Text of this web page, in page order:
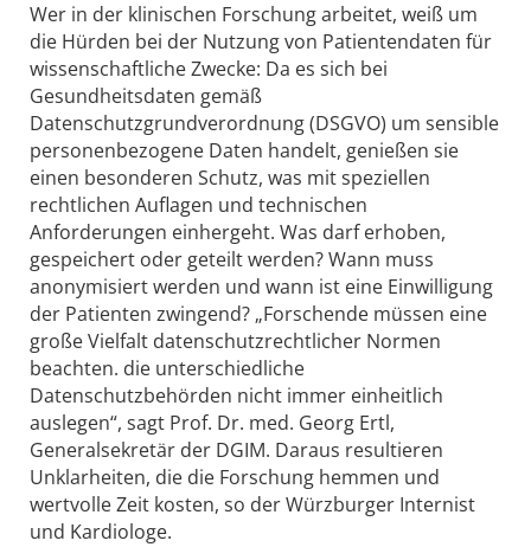
Wer in der klinischen Forschung arbeitet, weiß um
die Hürden bei der Nutzung von Patientendaten für
wissenschaftliche Zwecke: Da es sich bei
Gesundheitsdaten gemäß
Datenschutzgrundverordnung (DSGVO) um sensible
personenbezogene Daten handelt, genießen sie
einen besonderen Schutz, was mit speziellen
rechtlichen Auflagen und technischen
Anforderungen einhergeht. Was darf erhoben,
gespeichert oder geteilt werden? Wann muss
anonymisiert werden und wann ist eine Einwilligung
der Patienten zwingend? „Forschende müssen eine
große Vielfalt datenschutzrechtlicher Normen
beachten. die unterschiedliche
Datenschutzbehörden nicht immer einheitlich
auslegen“, sagt Prof. Dr. med. Georg Ertl,
Generalsekretär der DGIM. Daraus resultieren
Unklarheiten, die die Forschung hemmen und
wertvolle Zeit kosten, so der Würzburger Internist
und Kardiologe.